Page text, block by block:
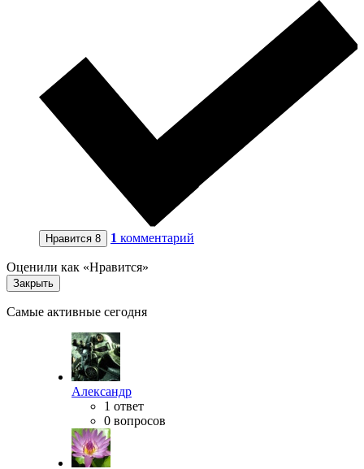
Нравится 8 1 комментарий
Оценили как «Нравится»
Закрыть
Самые активные сегодня
Александр
1 ответ
0 вопросов